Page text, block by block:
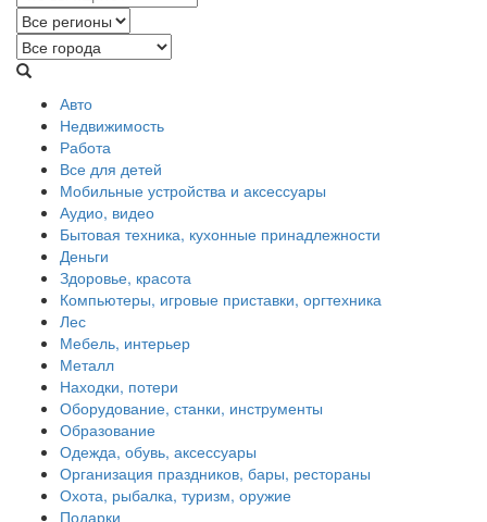
Авто
Недвижимость
Работа
Все для детей
Мобильные устройства и аксессуары
Аудио, видео
Бытовая техника, кухонные принадлежности
Деньги
Здоровье, красота
Компьютеры, игровые приставки, оргтехника
Лес
Мебель, интерьер
Металл
Находки, потери
Оборудование, станки, инструменты
Образование
Одежда, обувь, аксессуары
Организация праздников, бары, рестораны
Охота, рыбалка, туризм, оружие
Подарки